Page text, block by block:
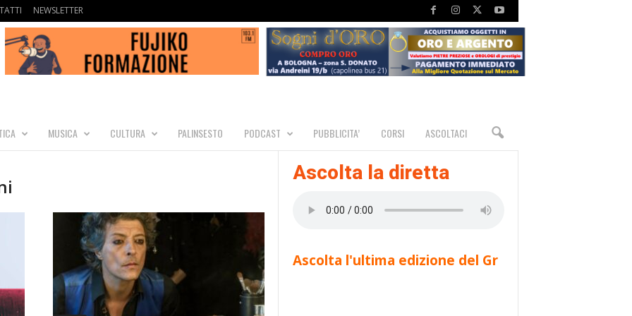
NEWSLETTER
MUSICA CULTURA PALINSESTO PODCAST PUBBLICITA’ CORSI ASCOLTACI
Ascolta la diretta
Ascolta l'ultima edizione del Gr